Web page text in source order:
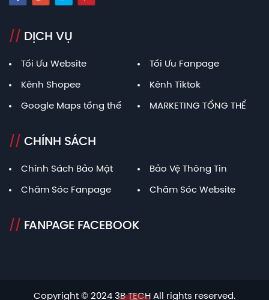
// DỊCH VỤ
Tối Ưu Website Tối Ưu Fanpage
Kênh Shopee Kênh Tiktok
Google Maps tổng thể MARKETING TỔNG THỂ
// CHÍNH SÁCH
Chính Sách Bảo Mật Bảo Vệ Thông Tin
Chăm Sóc Fanpage Chăm Sóc Website
// FANPAGE FACEBOOK
Copyright © 2024 3B TECH All rights reserved.